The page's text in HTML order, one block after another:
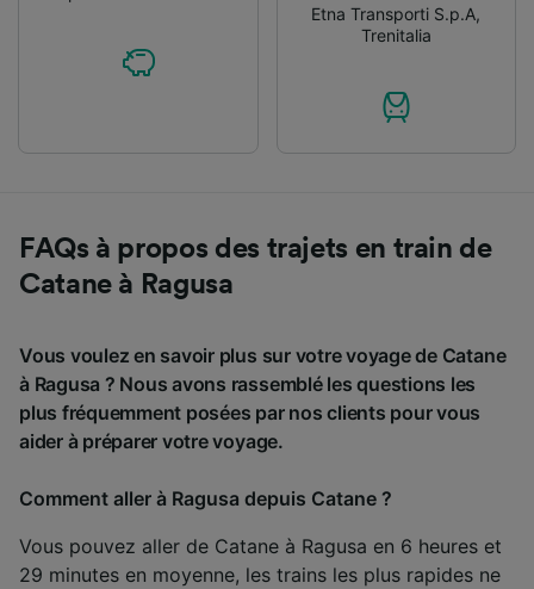
Etna Transporti S.p.A,
Trenitalia
FAQs à propos des trajets en train de
Catane à Ragusa
Vous voulez en savoir plus sur votre voyage de Catane
à Ragusa ? Nous avons rassemblé les questions les
plus fréquemment posées par nos clients pour vous
aider à préparer votre voyage.
Comment aller à Ragusa depuis Catane ?
Vous pouvez aller de Catane à Ragusa en 6 heures et
29 minutes en moyenne, les trains les plus rapides ne